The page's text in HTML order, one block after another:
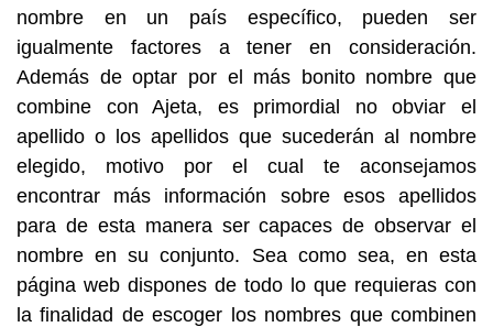
nombre en un país específico, pueden ser
igualmente factores a tener en consideración.
Además de optar por el más bonito nombre que
combine con Ajeta, es primordial no obviar el
apellido o los apellidos que sucederán al nombre
elegido, motivo por el cual te aconsejamos
encontrar más información sobre esos apellidos
para de esta manera ser capaces de observar el
nombre en su conjunto. Sea como sea, en esta
página web dispones de todo lo que requieras con
la finalidad de escoger los nombres que combinen